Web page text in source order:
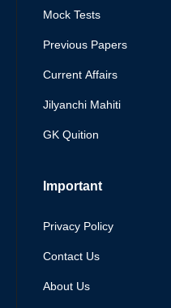
Mock Tests
Previous Papers
Current Affairs
Jilyanchi Mahiti
GK Quition
Important
Privacy Policy
Contact Us
About Us